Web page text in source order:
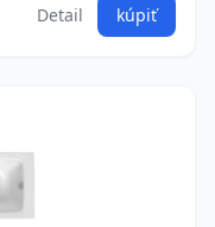
Detail kúpiť